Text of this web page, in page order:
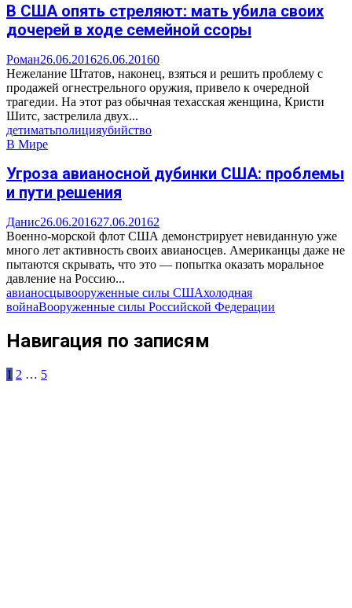
В США опять стреляют: мать убила своих
дочерей в ходе семейной ссоры
Роман26.06.201626.06.20160
Нежелание Штатов, наконец, взяться и решить проблему с
продажей огнестрельного оружия, привело к очередной
трагедии. На этот раз обычная техасская женщина, Кристи
Шитс, застрелила двух...
детиматьполицияубийство
В Мире
Угроза авианосной дубинки США: проблемы
и пути решения
Данис26.06.201627.06.20162
Военно-морской флот США демонстрирует невиданную уже
много лет активность своих авианосцев. Американцы даже не
пытаются скрывать, что это — попытка оказать моральное
давление на Россию...
авианосцывооруженные силы СШАхолодная
войнаВооруженные силы Российской Федерации
Навигация по записям
1 2 … 5